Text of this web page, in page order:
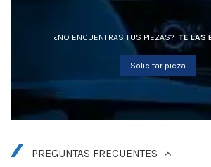
¿NO ENCUENTRAS TUS PIEZAS? TE LAS
Solicitar pieza
PREGUNTAS FRECUENTES